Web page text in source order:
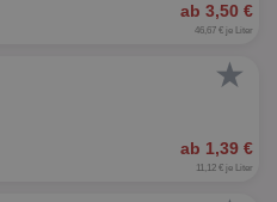
ab 3,50 €
46,67 € je Liter
★
ab 1,39 €
11,12 € je Liter